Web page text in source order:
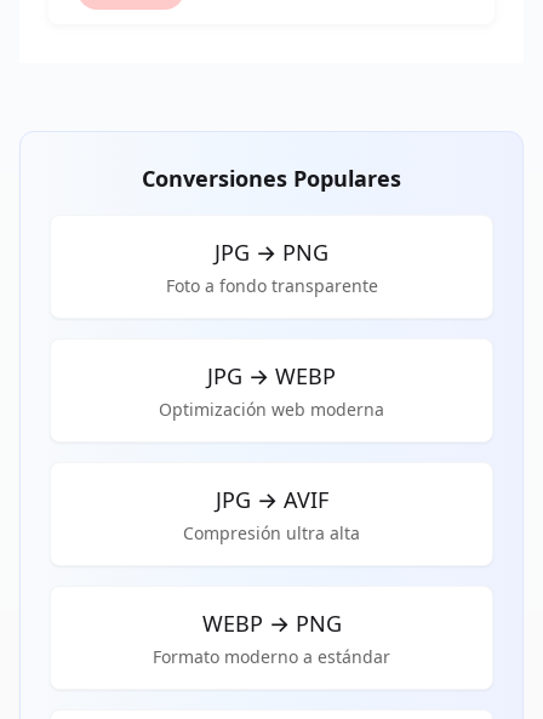
Conversiones Populares
JPG → PNG
Foto a fondo transparente
JPG → WEBP
Optimización web moderna
JPG → AVIF
Compresión ultra alta
WEBP → PNG
Formato moderno a estándar